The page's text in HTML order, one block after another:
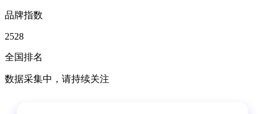
品牌指数
2528
全国排名
数据采集中，请持续关注